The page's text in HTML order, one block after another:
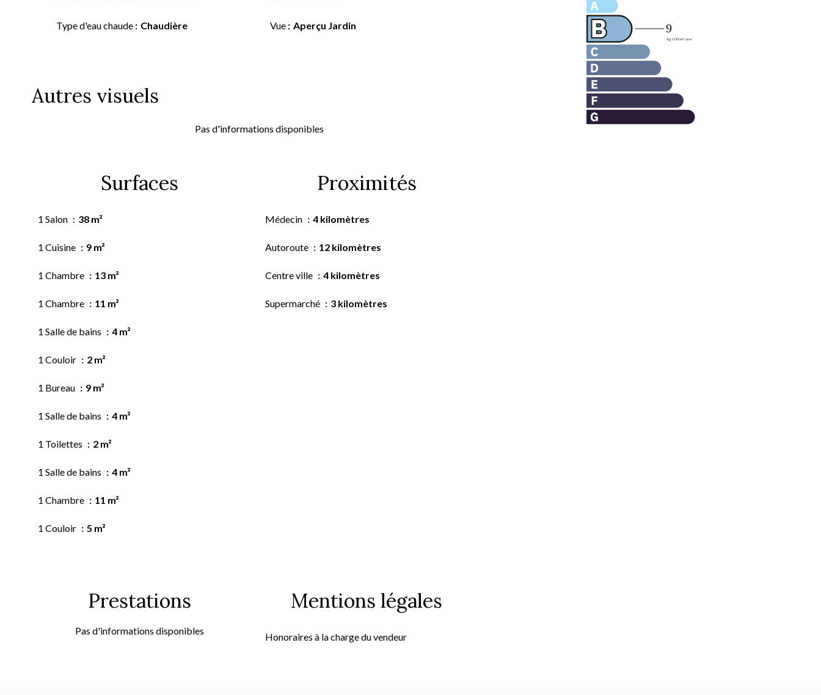
Type d'eau chaude Chaudière Vue Aperçu Jardin
Autres visuels
Pas d'informations disponibles
Surfaces
1 Salon 38 m²
1 Cuisine 9 m²
1 Chambre 13 m²
1 Chambre 11 m²
1 Salle de bains 4 m²
1 Couloir 2 m²
1 Bureau 9 m²
1 Salle de bains 4 m²
1 Toilettes 2 m²
1 Salle de bains 4 m²
1 Chambre 11 m²
1 Couloir 5 m²
Proximités
Médecin 4 kilomètres
Autoroute 12 kilomètres
Centre ville 4 kilomètres
Supermarché 3 kilomètres
Prestations
Pas d'informations disponibles
Mentions légales
Honoraires à la charge du vendeur